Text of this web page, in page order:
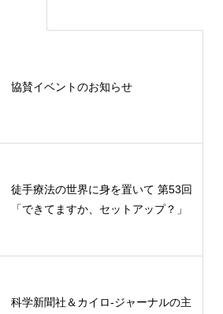
協賛イベントのお知らせ
徒手療法の世界に身を置いて 第53回
「できてますか、セットアップ？」
科学新聞社＆カイロ-ジャーナルの主